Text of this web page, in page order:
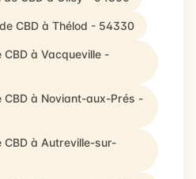
CBD à Thélod - 54330
à Vacqueville -
à Noviant-aux-Prés -
à Autreville-sur-